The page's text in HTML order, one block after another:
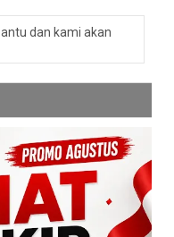
dan kami akan